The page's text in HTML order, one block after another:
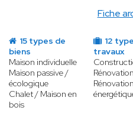
Fiche
15 types de
biens
Maison individuelle
Maison passive /
écologique
Chalet / Maison en
bois
12
travaux
Rénovation
Rénovation